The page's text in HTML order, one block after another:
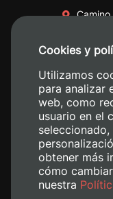
Cookies y
Utilizamos
para analizar
web, como
usuario en el
obtener más
cómo
nuestra